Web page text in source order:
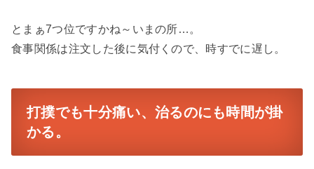
とまぁ7つ位ですかね～いまの所…。
食事関係は注文した後に気付くので、時すでに遅し。
打撲でも十分痛い、治るのにも時間が掛
かる。